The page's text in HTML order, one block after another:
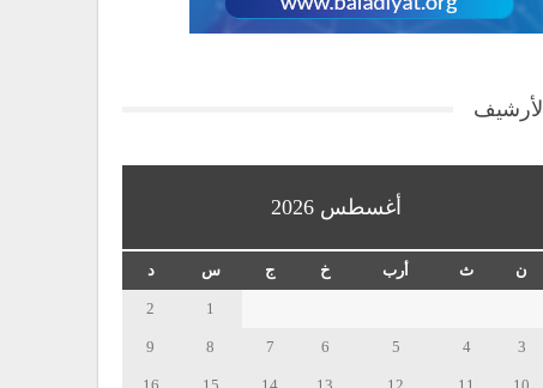
الأرشيف
أغسطس 2026
ن ث أرب خ ج س د
1
2
3
4
5
6
7
8
9